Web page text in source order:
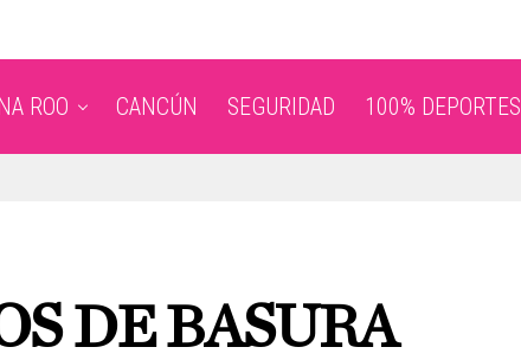
ROO CANCÚN SEGURIDAD 100% DEPORTES
DE BASURA